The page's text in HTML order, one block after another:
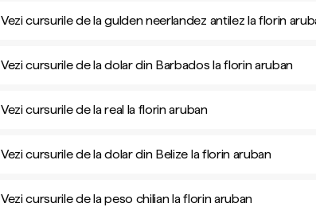
Vezi cursurile de la gulden neerlandez antilez la florin
Vezi cursurile de la dolar din Barbados la florin aruban
Vezi cursurile de la real la florin aruban
Vezi cursurile de la dolar din Belize la florin aruban
Vezi cursurile de la peso chilian la florin aruban